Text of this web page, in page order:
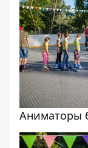
Аниматоры